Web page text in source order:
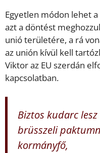
Egyetlen módon lehet
azt a döntést
unió területére, a rá
az unión kívül kell
Viktor az EU szerdán
kapcsolatban.
Biztos kudarc
brüsszeli
kormányfő,